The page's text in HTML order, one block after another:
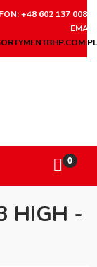
+48 602 137 008
EMAIL:
HIGH -